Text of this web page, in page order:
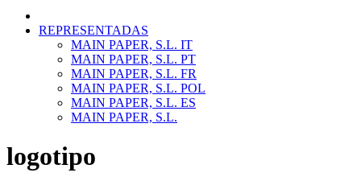
REPRESENTADAS
MAIN PAPER, S.L. IT
MAIN PAPER, S.L. PT
MAIN PAPER, S.L. FR
MAIN PAPER, S.L. POL
MAIN PAPER, S.L. ES
MAIN PAPER, S.L.
logotipo